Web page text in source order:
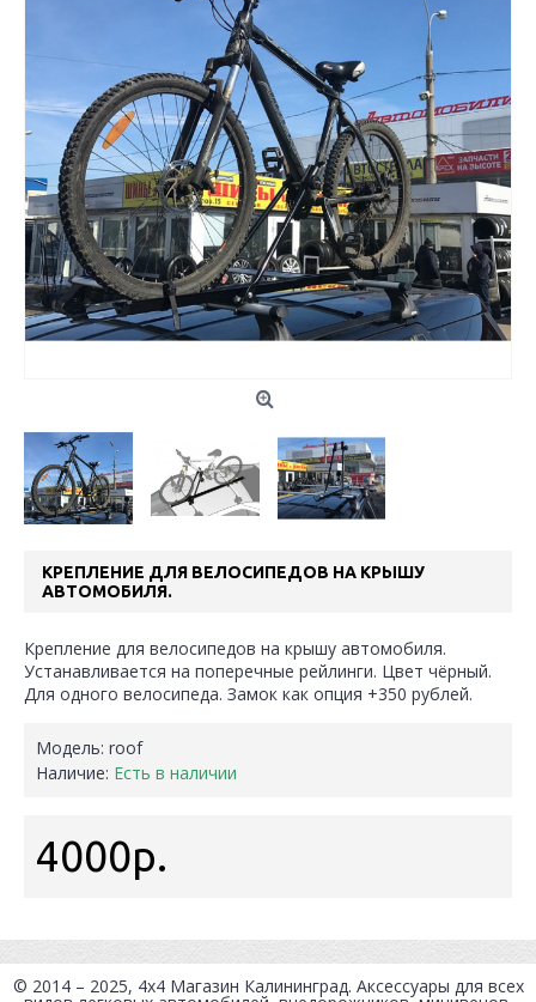
КРЕПЛЕНИЕ ДЛЯ ВЕЛОСИПЕДОВ НА КРЫШУ
АВТОМОБИЛЯ.
Крепление для велосипедов на крышу автомобиля.
Устанавливается на поперечные рейлинги. Цвет чёрный.
Для одного велосипеда. Замок как опция +350 рублей.
Модель: roof
Наличие: Есть в наличии
4000р.
© 2014 – 2025, 4x4 Магазин Калининград. Аксессуары для всех